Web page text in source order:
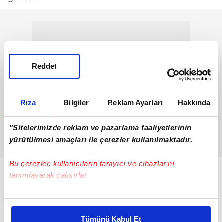
Rıza Bilgiler Reklam Ayarları Hakkında
"Sitelerimizde reklam ve pazarlama faaliyetlerinin
yürütülmesi amaçları ile çerezler kullanılmaktadır.
Bu çerezler, kullanıcıların tarayıcı ve cihazlarını
tanımlayarak çalışırlar.
Bu çerezlere izin vermeniz halinde sizlere özel
Tümünü Kabul Et
Reddet